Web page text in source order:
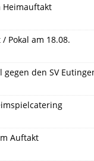
Pokal am 18.08.
gegen den SV
Auftakt